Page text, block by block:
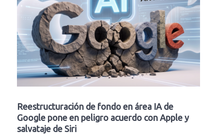
Reestructuración de fondo en área IA de
Google pone en peligro acuerdo con Apple y
salvataje de Siri